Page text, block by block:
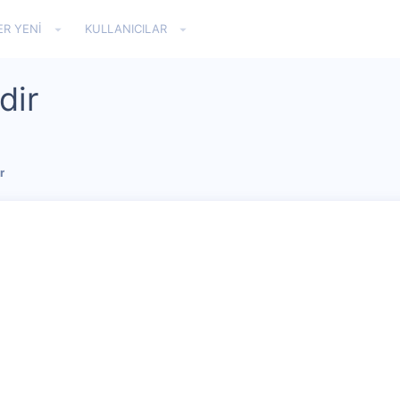
YENI KULLANICILAR